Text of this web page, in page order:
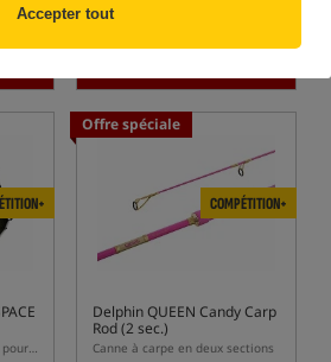
Accepter toutPrix minimum à partir de 30
Tente de pêche à la carpe pour deux personnes
Offre spéciale
COMPÉTITION+
Delphin QUEEN Candy Carp
Rod (2 sec.)
Canne à carpe en deux sections